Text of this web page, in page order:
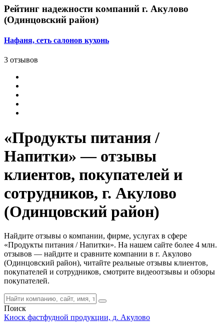
Рейтинг надежности компаний г. Акулово
(Одинцовский район)
Нафаня, сеть салонов кухонь
3 отзывов
«Продукты питания /
Напитки» — отзывы
клиентов, покупателей и
сотрудников, г. Акулово
(Одинцовский район)
Найдите отзывы о компании, фирме, услугах в сфере
«Продукты питания / Напитки». На нашем сайте более 4 млн.
отзывов — найдите и сравните компании в г. Акулово
(Одинцовский район), читайте реальные отзывы клиентов,
покупателей и сотрудников, смотрите видеоотзывы и обзоры
покупателей.
Поиск
Киоск фастфудной продукции, д. Акулово